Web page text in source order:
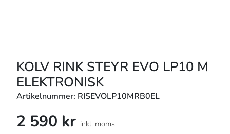
KOLV RINK STEYR EVO LP10 M
ELEKTRONISK
Artikelnummer: RISEVOLP10MRB0EL
2 590 kr inkl. moms